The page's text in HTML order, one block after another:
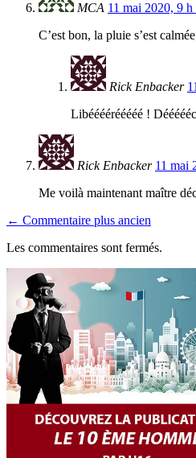
MCA 11 mai 2020, 9
C’est bon, la pluie s’est
Rick Enbacker
Libéééérééééé !
Rick Enbacker 11 mai
Me voilà maintenant maître
← Commentaire plus ancien
Les commentaires sont fermés.